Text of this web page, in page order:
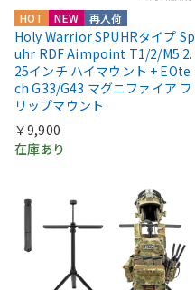
HOT NEW 再入荷
Holy Warrior SPUHRタイプ Sp
uhr RDF Aimpoint T1/2/M5 2.
25インチ ハイマウント + EOte
ch G33/G43 マグニファイア フ
リップマウント
￥9,900
在庫あり